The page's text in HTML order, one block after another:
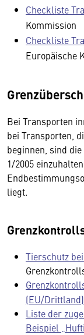
Checkliste
Kommission
Checkliste
Europäische
Bei Transporten
bei Transporten,
beginnen, sind
1/2005
liegt.
Tierschutz
(EU/Drittland)
Liste der
Beispiel